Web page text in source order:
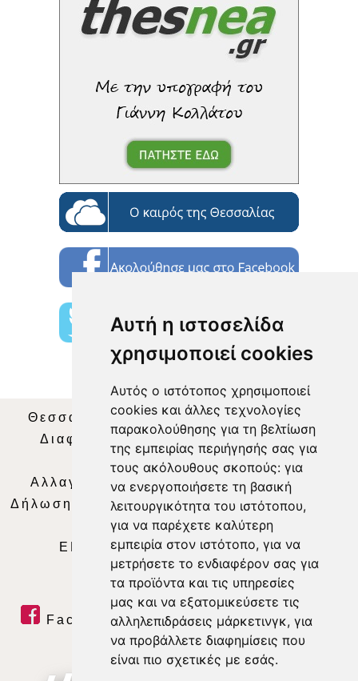
Αυτή η ιστοσελίδα
χρησιμοποιεί cookies
Αυτός ο ιστότοπος χρησιμοποιεί
cookies και άλλες τεχνολογίες
παρακολούθησης για τη βελτίωση
της εμπειρίας περιήγησής σας για
τους ακόλουθους σκοπούς: για
να ενεργοποιήσετε τη βασική
λειτουργικότητα του ιστότοπου,
για να παρέχετε καλύτερη
εμπειρία στον ιστότοπο, για να
μετρήσετε το ενδιαφέρον σας για
τα προϊόντα και τις υπηρεσίες
μας και να εξατομικεύσετε τις
αλληλεπιδράσεις μάρκετινγκ, για
να προβάλλετε διαφημίσεις που
είναι πιο σχετικές με εσάς.
Θεσσαλία Τηλεόραση|SNG Services
Διαφήμιση | Όροι Χρήσης |Δήλωση
Απορρήτου |
Περιεχόμενο
Αλλαγή Προτιμήσεων για τα Cookies
Δήλωση συμμόρφωσης με τη σύσταση (ΕΕ)
2018/334|Ταυτότητα
ΕΝΗΜΕΡΩΣΗ |WEB TV| LIVE
Facebook| Twitter | Youtube
RSS Feed